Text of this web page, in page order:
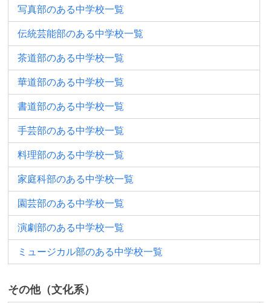
写真部のある中学校一覧
伝統芸能部のある中学校一覧
茶道部のある中学校一覧
華道部のある中学校一覧
書道部のある中学校一覧
手芸部のある中学校一覧
料理部のある中学校一覧
家庭科部のある中学校一覧
園芸部のある中学校一覧
演劇部のある中学校一覧
ミュージカル部のある中学校一覧
その他（文化系）